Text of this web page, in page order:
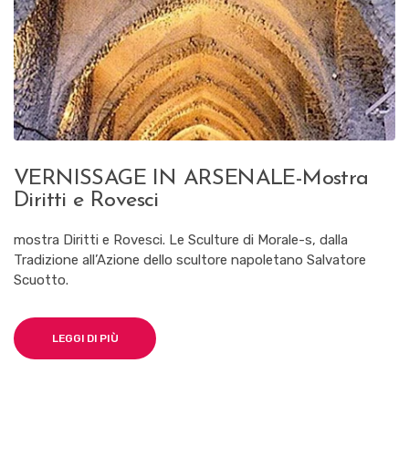
VERNISSAGE IN ARSENALE-Mostra
Diritti e Rovesci
mostra Diritti e Rovesci. Le Sculture di Morale-s, dalla
Tradizione all’Azione dello scultore napoletano Salvatore
Scuotto.
LEGGI DI PIÙ